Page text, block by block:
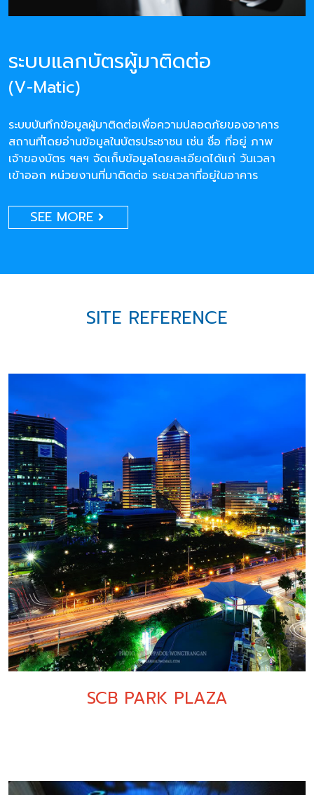
ระบบแลกบัตรผู้มาติดต่อ
(V-Matic)
ระบบบันทึกข้อมูลผู้มาติดต่อเพื่อความปลอดภัยของอาคาร
สถานที่โดยอ่านข้อมูลในบัตรประชาชน เช่น ชื่อ ที่อยู่ ภาพ
เจ้าของบัตร ฯลฯ จัดเก็บข้อมูลโดยละเอียดได้แก่ วันเวลา
เข้าออก หน่วยงานที่มาติดต่อ ระยะเวลาที่อยู่ในอาคาร
SEE MORE
SITE REFERENCE
SCB PARK PLAZA